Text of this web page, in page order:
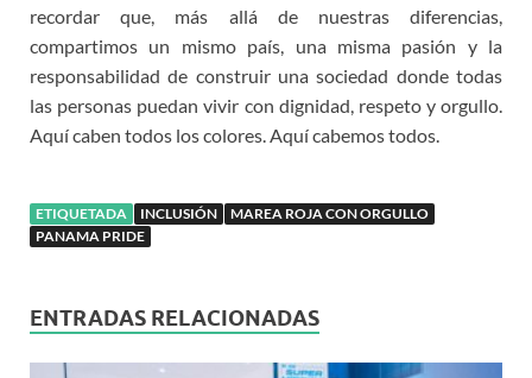
recordar que, más allá de nuestras diferencias,
compartimos un mismo país, una misma pasión y la
responsabilidad de construir una sociedad donde todas
las personas puedan vivir con dignidad, respeto y orgullo.
Aquí caben todos los colores. Aquí cabemos todos.
ETIQUETADA INCLUSIÓN
MAREA ROJA CON ORGULLO
PANAMA PRIDE
ENTRADAS RELACIONADAS